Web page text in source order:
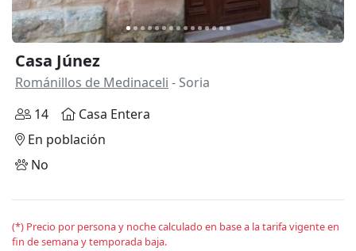
Casa Júnez
Románillos de Medinaceli - Soria
14
Casa Entera
En población
No
(*) Precio por persona y noche calculado en base a la tarifa vigente en
fin de semana y temporada baja.